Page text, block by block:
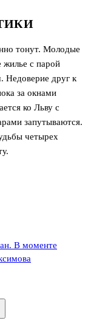
тонут. Молодые
жилье с парой
Недоверие друг к
за окнами
ко Льву с
запутываются.
четырех
В моменте